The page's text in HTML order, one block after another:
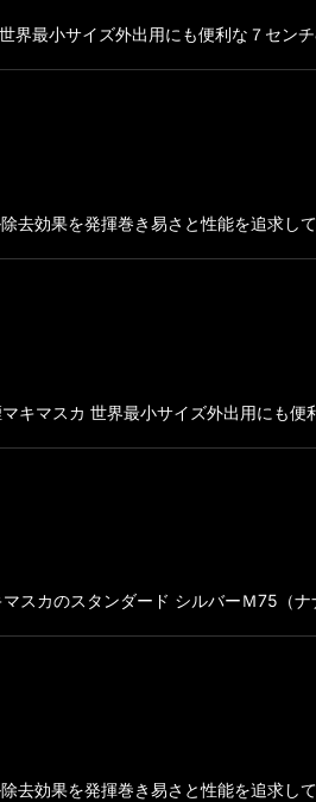
最小サイズ外出用にも便利な７セン
去効果を発揮巻き易さと性能を追求し
キマスカ 世界最小サイズ外出用にも
スカのスタンダード シルバーＭ75（
去効果を発揮巻き易さと性能を追求し